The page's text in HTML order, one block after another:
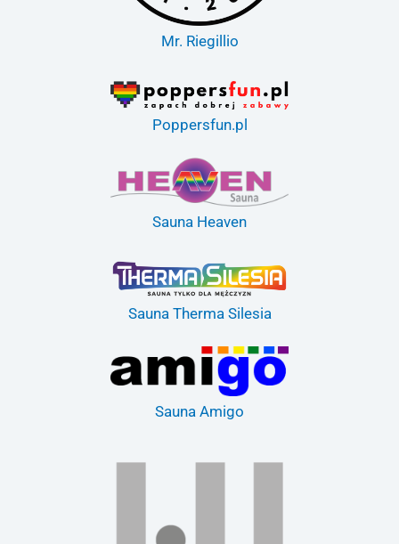
Mr. Riegillio
Poppersfun.pl
Sauna Heaven
Sauna Therma Silesia
Sauna Amigo